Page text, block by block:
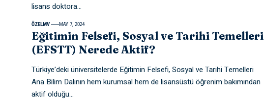
lisans doktora…
ÖZELMV MAY 7, 2024
Eğitimin Felsefi, Sosyal ve Tarihi Temelleri
(EFSTT) Nerede Aktif?
Türkiye’deki üniversitelerde Eğitimin Felsefi, Sosyal ve Tarihi Temelleri
Ana Bilim Dalının hem kurumsal hem de lisansüstü öğrenim bakımından
aktif olduğu…